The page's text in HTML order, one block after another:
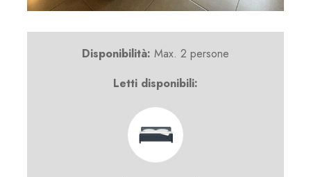
Disponibilità: Max. 2 persone
Letti disponibili: